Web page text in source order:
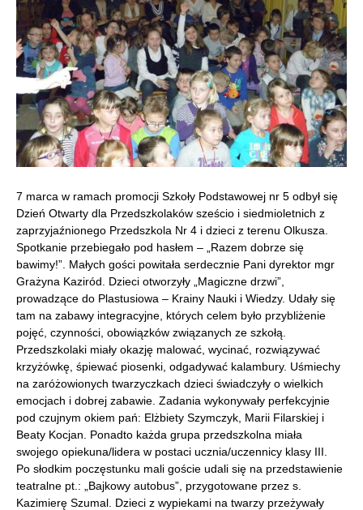
7 marca w ramach promocji Szkoły Podstawowej nr 5 odbył się
Dzień Otwarty dla Przedszkolaków sześcio i siedmioletnich z
zaprzyjaźnionego Przedszkola Nr 4 i dzieci z terenu Olkusza.
Spotkanie przebiegało pod hasłem – „Razem dobrze się
bawimy!”. Małych gości powitała serdecznie Pani dyrektor mgr
Grażyna Kaziród. Dzieci otworzyły „Magiczne drzwi”,
prowadzące do Plastusiowa – Krainy Nauki i Wiedzy. Udały się
tam na zabawy integracyjne, których celem było przybliżenie
pojęć, czynności, obowiązków związanych ze szkołą.
Przedszkolaki miały okazję malować, wycinać, rozwiązywać
krzyżówkę, śpiewać piosenki, odgadywać kalambury. Uśmiechy
na zaróżowionych twarzyczkach dzieci świadczyły o wielkich
emocjach i dobrej zabawie. Zadania wykonywały perfekcyjnie
pod czujnym okiem pań: Elżbiety Szymczyk, Marii Filarskiej i
Beaty Kocjan. Ponadto każda grupa przedszkolna miała
swojego opiekuna/lidera w postaci ucznia/uczennicy klasy III.
Po słodkim poczęstunku mali goście udali się na przedstawienie
teatralne pt.: „Bajkowy autobus”, przygotowane przez s.
Kazimierę Szumal. Dzieci z wypiekami na twarzy przeżywały